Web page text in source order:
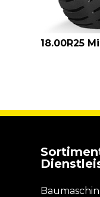
18.00R25